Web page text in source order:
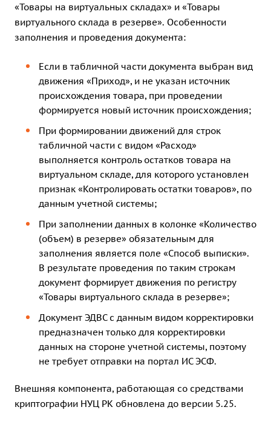
«Товары на виртуальных складах» и «Товары
виртуального склада в резерве». Особенности
заполнения и проведения документа:
Если в табличной части документа выбран вид
движения «Приход», и не указан источник
происхождения товара, при проведении
формируется новый источник происхождения;
При формировании движений для строк
табличной части с видом «Расход»
выполняется контроль остатков товара на
виртуальном складе, для которого установлен
признак «Контролировать остатки товаров», по
данным учетной системы;
При заполнении данных в колонке «Количество
(объем) в резерве» обязательным для
заполнения является поле «Способ выписки».
В результате проведения по таким строкам
документ формирует движения по регистру
«Товары виртуального склада в резерве»;
Документ ЭДВС с данным видом корректировки
предназначен только для корректировки
данных на стороне учетной системы, поэтому
не требует отправки на портал ИС ЭСФ.
Внешняя компонента, работающая со средствами
криптографии НУЦ РК обновлена до версии 5.25.